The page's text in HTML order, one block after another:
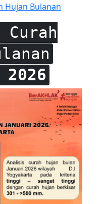
Hujan Bulanan